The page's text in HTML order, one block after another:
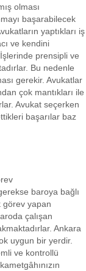
olması
başarabilecek
yaptıkları iş
ve kendini
prensipli ve
Bu nedenle
gerekir. Avukatlar
çok mantıkları ile
Avukat seçerken
başarılar baz
baroya bağlı
görev yapan
çalışan
Ankara
uygun bir yerdir.
ve kontrollü